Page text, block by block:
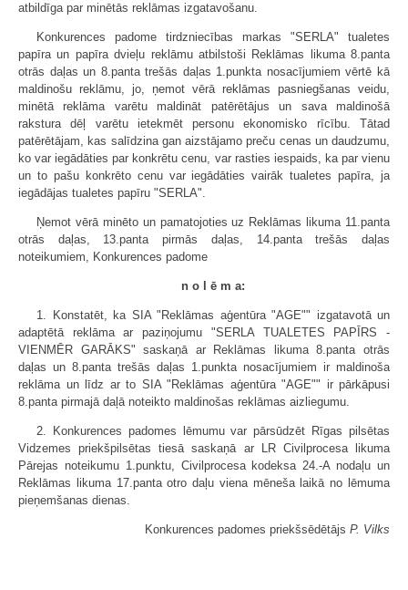
atbildīga par minētās reklāmas izgatavošanu.
Konkurences padome tirdzniecības markas "SERLA" tualetes
papīra un papīra dvieļu reklāmu atbilstoši Reklāmas likuma 8.panta
otrās daļas un 8.panta trešās daļas 1.punkta nosacījumiem vērtē kā
maldinošu reklāmu, jo, ņemot vērā reklāmas pasniegšanas veidu,
minētā reklāma varētu maldināt patērētājus un sava maldinošā
rakstura dēļ varētu ietekmēt personu ekonomisko rīcību. Tātad
patērētājam, kas salīdzina gan aizstājamo preču cenas un daudzumu,
ko var iegādāties par konkrētu cenu, var rasties iespaids, ka par vienu
un to pašu konkrēto cenu var iegādāties vairāk tualetes papīra, ja
iegādājas tualetes papīru "SERLA".
Ņemot vērā minēto un pamatojoties uz Reklāmas likuma 11.panta
otrās daļas, 13.panta pirmās daļas, 14.panta trešās daļas
noteikumiem, Konkurences padome
n o l ē m a:
1. Konstatēt, ka SIA "Reklāmas aģentūra "AGE"" izgatavotā un
adaptētā reklāma ar paziņojumu "SERLA TUALETES PAPĪRS -
VIENMĒR GARĀKS" saskaņā ar Reklāmas likuma 8.panta otrās
daļas un 8.panta trešās daļas 1.punkta nosacījumiem ir maldinoša
reklāma un līdz ar to SIA "Reklāmas aģentūra "AGE"" ir pārkāpusi
8.panta pirmajā daļā noteikto maldinošas reklāmas aizliegumu.
2. Konkurences padomes lēmumu var pārsūdzēt Rīgas pilsētas
Vidzemes priekšpilsētas tiesā saskaņā ar LR Civilprocesa likuma
Pārejas noteikumu 1.punktu, Civilprocesa kodeksa 24.-A nodaļu un
Reklāmas likuma 17.panta otro daļu viena mēneša laikā no lēmuma
pieņemšanas dienas.
Konkurences padomes priekšsēdētājs P. Vilks